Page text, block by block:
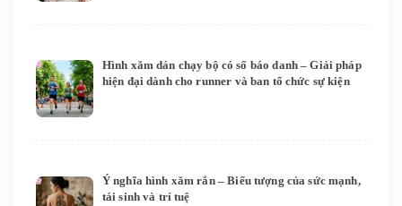
Hình xăm dán chạy bộ có số báo danh – Giải pháp
hiện đại dành cho runner và ban tổ chức sự kiện
Ý nghĩa hình xăm rắn – Biểu tượng của sức mạnh,
tái sinh và trí tuệ